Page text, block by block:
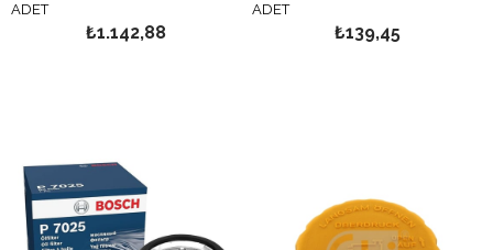
ADET
₺1.142,88
ADET
₺139,45